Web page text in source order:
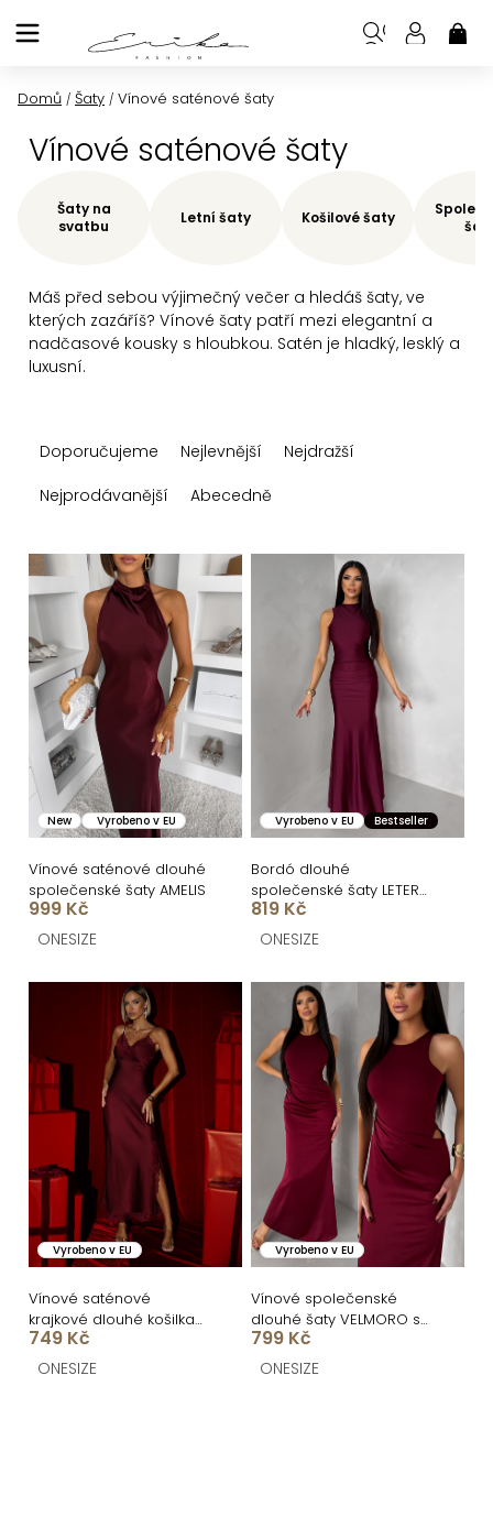
na
Domů / Šaty / Vínové saténové šaty
Vínové saténové šaty
Máš před sebou výjimečný večer a hledáš šaty, ve
kterých zazáříš? Vínové šaty patří mezi elegantní a
nadčasové kousky s hloubkou. Satén je hladký, lesklý a
luxusní.
Šaty na
svatbu
Letní šaty Košilové šaty
a
n
í
p
r
o
d
u
k
t
ů
Doporučujeme Nejlevnější
Nejdražší
Nejprodávanější
Abecedně
V
ý
p
i
s
p
r
o
d
u
k
ů
New Vyrobeno v EU
Vínové saténové dlouhé
společenské šaty AMELIS
999 Kč
ONESIZE
Vyrobeno v EU Bestseller
Bordó dlouhé
společenské šaty LETERA
s řasením
819 Kč
ONESIZE
Vyrobeno v EU
Vínové saténové
krajkové dlouhé košilka
šaty BLISSE
749 Kč
ONESIZE
Vyrobeno v EU
Vínové společenské
dlouhé šaty VELMORO s
body
799 Kč
ONESIZE